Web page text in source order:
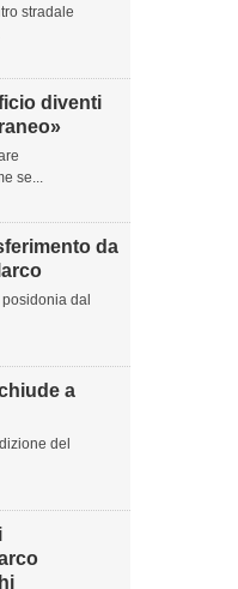
stradale
diventi
se...
da
dal
a
del